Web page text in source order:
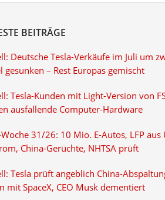
BEITRÄGE
Deutsche Tesla-Verkäufe im Juli um
gesunken – Rest Europas gemischt
Tesla-Kunden mit Light-Version von
ausfallende Computer-Hardware
31/26: 10 Mio. E-Autos, LFP aus
China-Gerüchte, NHTSA prüft
Tesla prüft angeblich China-
mit SpaceX, CEO Musk dementiert